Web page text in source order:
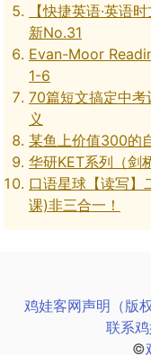
【快捷英语·英语
新No.31
Evan-Moor
1-6
70篇短文搞定中
义
某鱼上价值300的
华研KET系列（剑
口语星球【读写】
课)非三合一！
鸡娃客网声明（版权
联系
©